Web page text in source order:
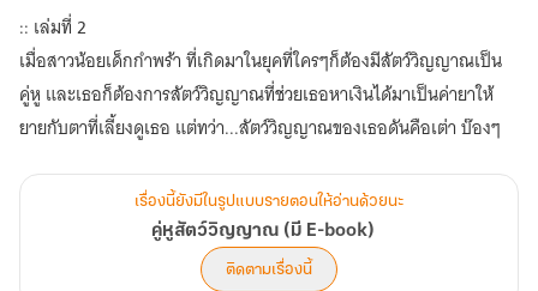
:: เล่มที่ 2
เมื่อสาวน้อยเด็กกำพร้า ที่เกิดมาในยุคที่ใครๆก็ต้องมีสัตว์วิญญาณเป็น
คู่หู และเธอก็ต้องการสัตว์วิญญาณที่ช่วยเธอหาเงินได้มาเป็นค่ายาให้
ยายกับตาที่เลี้ยงดูเธอ แต่ทว่า...สัตว์วิญญาณของเธอดันคือเต่า บ๊องๆ
เรื่องนี้ยังมีในรูปแบบรายตอนให้อ่านด้วยนะ
คู่หูสัตว์วิญญาณ (มี E-book)
ติดตามเรื่องนี้